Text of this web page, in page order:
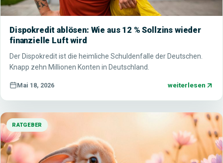
Dispokredit ablösen: Wie aus 12 % Sollzins wieder
finanzielle Luft wird
Der Dispokredit ist die heimliche Schuldenfalle der Deutschen.
Knapp zehn Millionen Konten in Deutschland.
Mai 18, 2026 weiterlesen
RATGEBER